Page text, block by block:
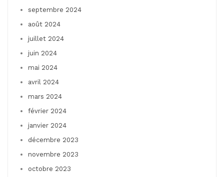
septembre 2024
août 2024
juillet 2024
juin 2024
mai 2024
avril 2024
mars 2024
février 2024
janvier 2024
décembre 2023
novembre 2023
octobre 2023